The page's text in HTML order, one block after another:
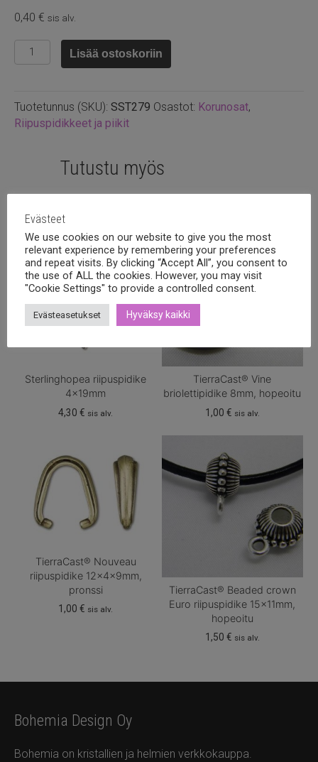
0,40 € sis alv.
Ruostumaton
teräs
8.5x4mm
määrä
Lisää ostoskoriin
Tuotetunnus (SKU): SST279 Osastot: Korunosat,
Riipuspidikkeet ja piikit
Tutustu myös
Sterlinghopea riipuspidike
4x19mm
4,30€ sis alv.
TierraCast® Vine
briolettipidike 8mm, hopeoitu
1,00 € sis alv.
TierraCast® Nouveau
riipuspidike 12x4x9mm,
pronssi
1,00€ sis alv.
TierraCast® Beaded crown
Euro riipuspidike 15x11mm,
hopeoitu
1,50 € sis alv.
Bohemia Design Oy
Bohemia on kristallien ja helmien verkkokauppa.
Evästeet
We use cookies on our website to give you the most
relevant experience by remembering your preferences
and repeat visits. By clicking “Accept All”, you consent to
the use of ALL the cookies. However, you may visit
"Cookie Settings" to provide a controlled consent.
Evästeasetukset Hyväksy kaikki